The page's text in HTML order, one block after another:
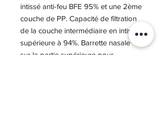
intissé anti-feu BFE 95% et une 2ème
couche de PP. Capacité de filtration
de la couche intermédiaire en intissé
supérieure à 94%. Barrette nasale
sur la partie supérieure pour